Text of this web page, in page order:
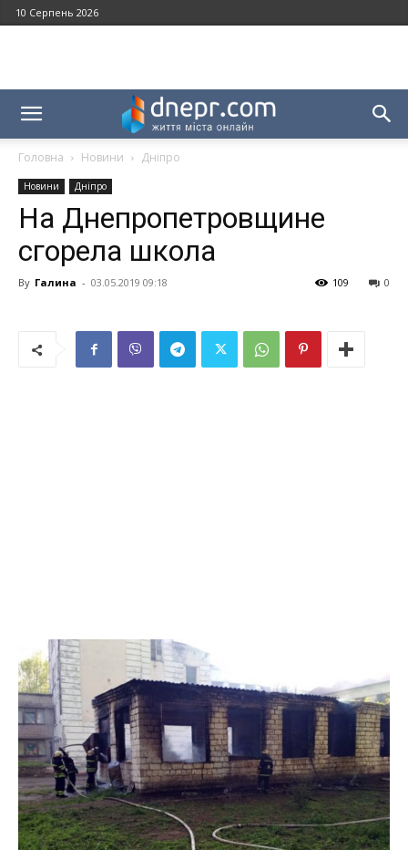
10 Серпень 2026
Головна Новини Дніпро
Новини Дніпро
На Днепропетровщине
сгорела школа
By Галина - 03.05.2019 09:18 0
109